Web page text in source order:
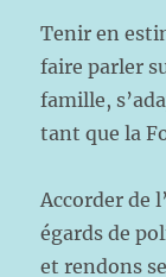
Tenir en
faire parler
famille,
tant que la
Accorder de
égards de
et rendons